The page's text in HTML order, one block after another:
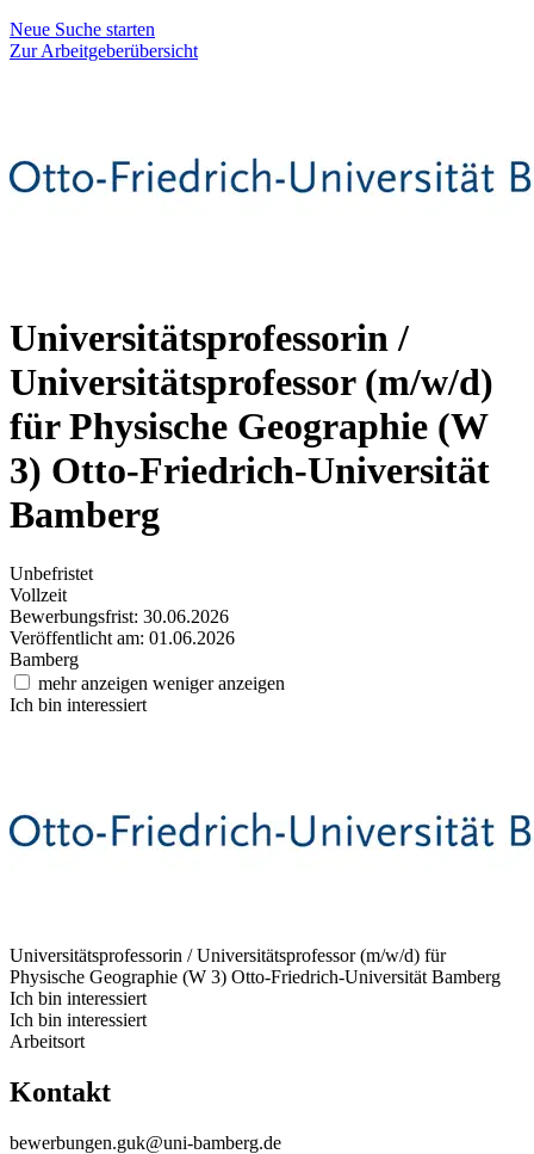
Neue Suche starten
Zur Arbeitgeberübersicht
Universitätsprofessorin /
Universitätsprofessor (m/w/d)
für Physische Geographie (W
3) Otto-Friedrich-Universität
Bamberg
Unbefristet
Vollzeit
Bewerbungsfrist: 30.06.2026
Veröffentlicht am: 01.06.2026
Bamberg
mehr anzeigen weniger anzeigen
Ich bin interessiert
Universitätsprofessorin / Universitätsprofessor (m/w/d) für
Physische Geographie (W 3) Otto-Friedrich-Universität Bamberg
Ich bin interessiert
Ich bin interessiert
Arbeitsort
Kontakt
bewerbungen.guk@uni-bamberg.de